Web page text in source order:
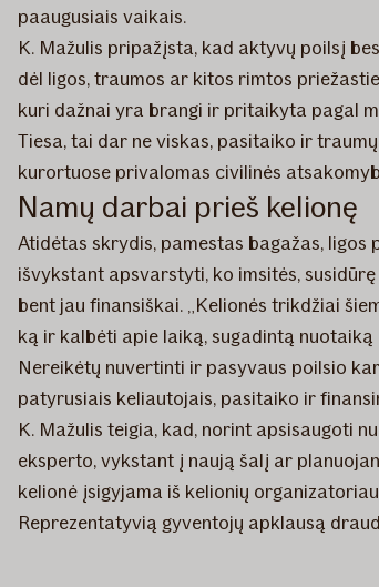
paaugusiais vaikais.
K. Mažulis pripažįsta, kad aktyvų poilsį
dėl ligos, traumos ar kitos rimtos
kuri dažnai yra brangi ir pritaikyta pagal
Tiesa, tai dar ne viskas, pasitaiko ir
kurortuose privalomas civilinės
Namų darbai prieš kelionę
Atidėtas skrydis, pamestas bagažas,
išvykstant apsvarstyti, ko imsitės,
bent jau finansiškai. „Kelionės trikdžiai
ką ir kalbėti apie laiką, sugadintą nuotaiką
Nereikėtų nuvertinti ir pasyvaus poilsio
patyrusiais keliautojais, pasitaiko ir
K. Mažulis teigia, kad, norint apsisaugoti
eksperto, vykstant į naują šalį ar
kelionė įsigyjama iš kelionių
Reprezentatyvią gyventojų apklausą